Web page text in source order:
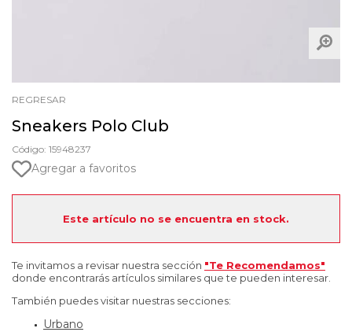
REGRESAR
Sneakers Polo Club
Código: 15948237
Agregar a favoritos
Este artículo no se encuentra en stock.
Te invitamos a revisar nuestra sección "Te Recomendamos"
donde encontrarás artículos similares que te pueden interesar.
También puedes visitar nuestras secciones:
Urbano